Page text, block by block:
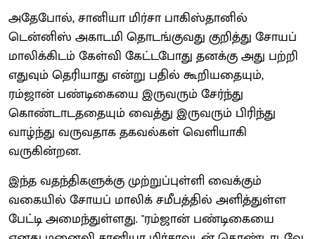
அதேபோல், சானியா மிர்சா பாகிஸ்தானில்
டென்னிஸ் அகாடமி தொடங்குவது குறித்து சோயப்
மாலிக்கிடம் கேள்வி கேட்டபோது தனக்கு அது பற்றி
எதுவும் தெரியாது என்று பதில் கூறியதையும்,
ரம்ஜான் பண்டிகையை இருவரும் சேர்ந்து
கொண்டாடததையும் வைத்து இருவரும் பிரிந்து
வாழ்ந்து வருவதாக தகவல்கள் வெளியாகி
வருகின்றன.
இந்த வதந்திகளுக்கு முற்றுப்புள்ளி வைக்கும்
வகையில் சோயப் மாலிக் சமீபத்தில் அளித்துள்ள
பேட்டி அமைந்துள்ளது. "ரம்ஜான் பண்டிகையை